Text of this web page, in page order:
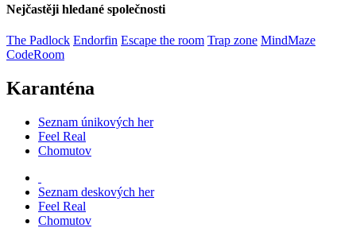
Nejčastěji hledané společnosti
The Padlock Endorfin Escape the room Trap zone MindMaze
CodeRoom
Karanténa
Seznam únikových her
Feel Real
Chomutov
Seznam deskových her
Feel Real
Chomutov